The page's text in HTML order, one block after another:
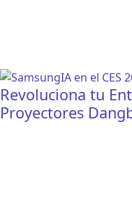
Revoluciona tu
Proyectores